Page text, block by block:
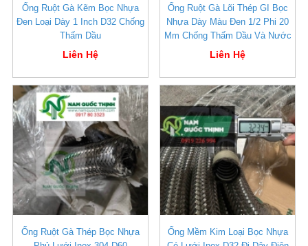
Ống Ruột Gà Kẽm Bọc Nhựa
Đen Loại Dày 1 Inch D32 Chống
Thấm Dầu
Liên Hệ
Ống Ruột Gà Lõi Thép GI Bọc
Nhựa Dày Màu Đen 1/2 Phi 20
Mm Chống Thấm Dầu Và Nước
Liên Hệ
Ống Ruột Gà Thép Bọc Nhựa
Ống Mềm Kim Loại Bọc Nhựa